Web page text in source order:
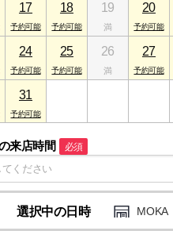
17 18 19 20
24 25 26 27
31
来店時間 必須
選択中の日時